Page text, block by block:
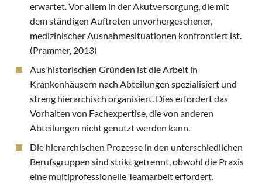
erwartet. Vor allem in der Akutversorgung, die mit
dem ständigen Auftreten unvorhergesehener,
medizinischer Ausnahmesituationen konfrontiert ist.
(Prammer, 2013)
Aus historischen Gründen ist die Arbeit in
Krankenhäusern nach Abteilungen spezialisiert und
streng hierarchisch organisiert. Dies erfordert das
Vorhalten von Fachexpertise, die von anderen
Abteilungen nicht genutzt werden kann.
Die hierarchischen Prozesse in den unterschiedlichen
Berufsgruppen sind strikt getrennt, obwohl die Praxis
eine multiprofessionelle Teamarbeit erfordert.